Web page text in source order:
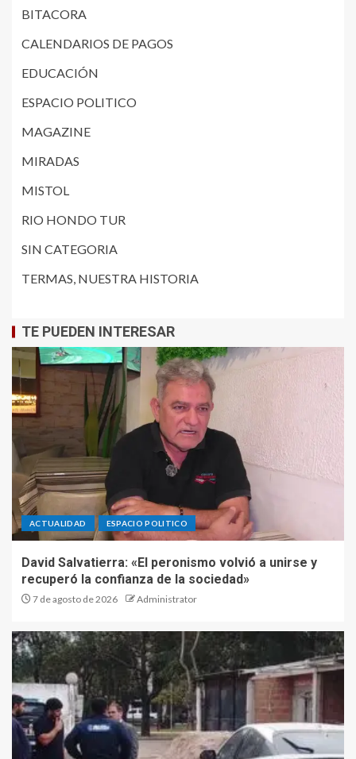
BITACORA
CALENDARIOS DE PAGOS
EDUCACIÓN
ESPACIO POLITICO
MAGAZINE
MIRADAS
MISTOL
RIO HONDO TUR
SIN CATEGORIA
TERMAS, NUESTRA HISTORIA
TE PUEDEN INTERESAR
ACTUALIDAD ESPACIO POLITICO
David Salvatierra: «El peronismo volvió a unirse y
recuperó la confianza de la sociedad»
7 de agosto de 2026 Administrator